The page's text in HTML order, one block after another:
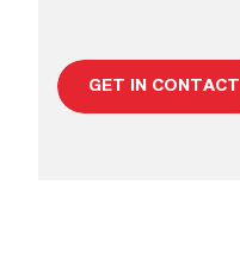
GET IN CONTACT